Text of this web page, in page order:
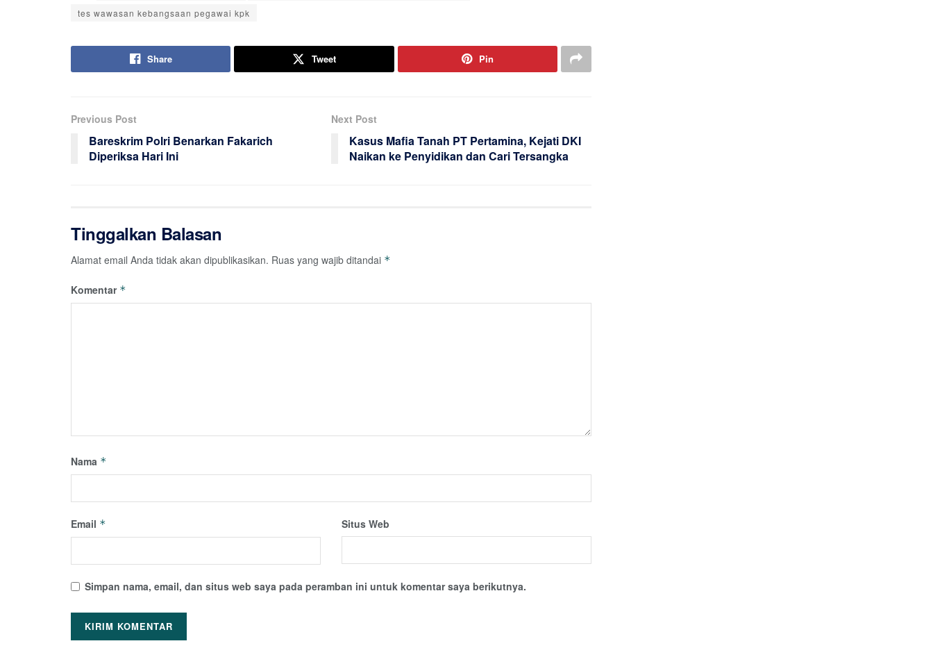
tes wawasan kebangsaan pegawai kpk
Share Tweet Pin
Previous Post
Bareskrim Polri Benarkan Fakarich
Diperiksa Hari Ini
Next Post
Kasus Mafia Tanah PT Pertamina, Kejati DKI
Naikan ke Penyidikan dan Cari Tersangka
Tinggalkan Balasan
Alamat email Anda tidak akan dipublikasikan. Ruas yang wajib ditandai *
Komentar *
Nama *
Email * Situs Web
Simpan nama, email, dan situs web saya pada peramban ini untuk komentar saya berikutnya.